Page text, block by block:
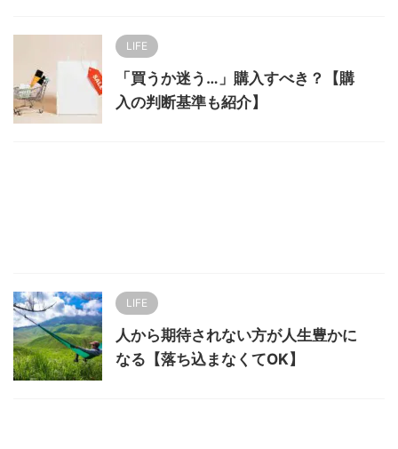
LIFE
「買うか迷う…」購入すべき？【購
入の判断基準も紹介】
LIFE
人から期待されない方が人生豊かに
なる【落ち込まなくてOK】